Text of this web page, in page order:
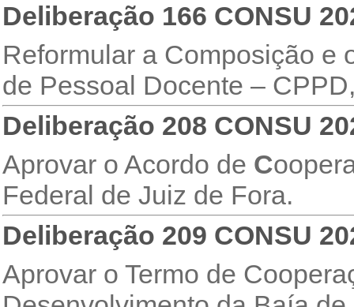
Deliberação 166 CONSU
Reformular a Composição e
de Pessoal Docente –
Deliberação 208 CONSU
Aprovar o Acordo de C
Federal de Juiz de Fora.
Deliberação 209 CONSU
Aprovar o Termo de